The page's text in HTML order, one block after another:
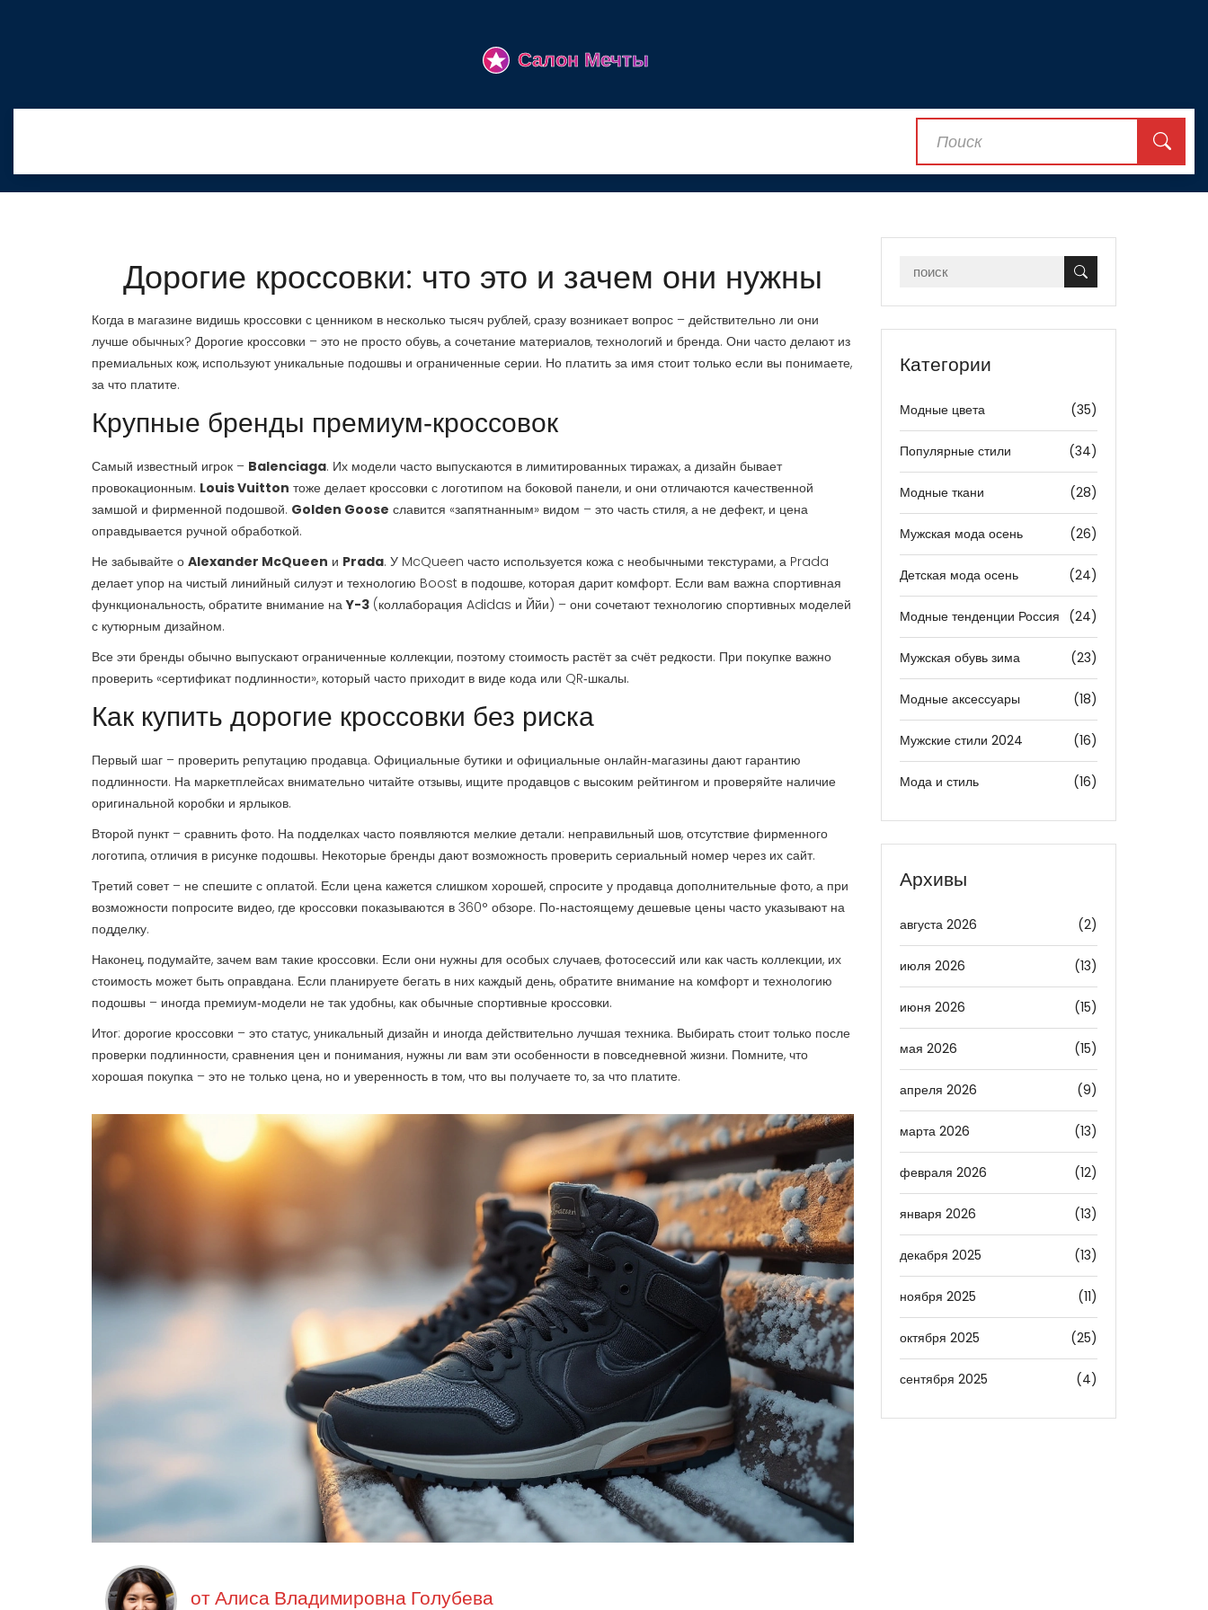
Дорогие кроссовки: что это и зачем они нужны
Когда в магазине видишь кроссовки с ценником в несколько тысяч рублей, сразу возникает вопрос – действительно ли они
лучше обычных? Дорогие кроссовки – это не просто обувь, а сочетание материалов, технологий и бренда. Они часто делают из
премиальных кож, используют уникальные подошвы и ограниченные серии. Но платить за имя стоит только если вы понимаете,
за что платите.
Крупные бренды премиум‑кроссовок
Самый известный игрок – Balenciaga. Их модели часто выпускаются в лимитированных тиражах, а дизайн бывает
провокационным. Louis Vuitton тоже делает кроссовки с логотипом на боковой панели, и они отличаются качественной
замшой и фирменной подошвой. Golden Goose славится «запятнанным» видом – это часть стиля, а не дефект, и цена
оправдывается ручной обработкой.
Не забывайте о Alexander McQueen и Prada. У McQueen часто используется кожа с необычными текстурами, а Prada
делает упор на чистый линийный силуэт и технологию Boost в подошве, которая дарит комфорт. Если вам важна спортивная
функциональность, обратите внимание наY-3 (коллаборация Adidas и Ййи) – они сочетают технологию спортивных моделей
с кутюрным дизайном.
Все эти бренды обычно выпускают ограниченные коллекции, поэтому стоимость растёт за счёт редкости. При покупке важно
проверить «сертификат подлинности», который часто приходит в виде кода или QR‑шкалы.
Как купить дорогие кроссовки без риска
Первый шаг – проверить репутацию продавца. Официальные бутики и официальные онлайн‑магазины дают гарантию
подлинности. На маркетплейсах внимательно читайте отзывы, ищите продавцов с высоким рейтингом и проверяйте наличие
оригинальной коробки и ярлыков.
Второй пункт – сравнить фото. На подделках часто появляются мелкие детали: неправильный шов, отсутствие фирменного
логотипа, отличия в рисунке подошвы. Некоторые бренды дают возможность проверить сериальный номер через их сайт.
Третий совет – не спешите с оплатой. Если цена кажется слишком хорошей, спросите у продавца дополнительные фото, а при
возможности попросите видео, где кроссовки показываются в 360° обзоре. По‑настоящему дешевые цены часто указывают на
подделку.
Наконец, подумайте, зачем вам такие кроссовки. Если они нужны для особых случаев, фотосессий или как часть коллекции, их
стоимость может быть оправдана. Если планируете бегать в них каждый день, обратите внимание на комфорт и технологию
подошвы – иногда премиум‑модели не так удобны, как обычные спортивные кроссовки.
Итог: дорогие кроссовки – это статус, уникальный дизайн и иногда действительно лучшая техника. Выбирать стоит только после
проверки подлинности, сравнения цен и понимания, нужны ли вам эти особенности в повседневной жизни. Помните, что
хорошая покупка – это не только цена, но и уверенность в том, что вы получаете то, за что платите.
отАлиса Владимировна Голубева
Категории
Модные цвета (35)
Популярные стили (34)
Модные ткани (28)
Мужская мода осень (26)
Детская мода осень (24)
Модные тенденции Россия (24)
Мужская обувь зима (23)
Модные аксессуары (18)
Мужские стили 2024 (16)
Мода и стиль (16)
Архивы
августа 2026 (2)
июля 2026 (13)
июня 2026 (15)
мая 2026 (15)
апреля 2026 (9)
марта 2026 (13)
февраля 2026 (12)
января 2026 (13)
декабря 2025 (13)
ноября 2025 (11)
октября 2025 (25)
сентября 2025 (4)